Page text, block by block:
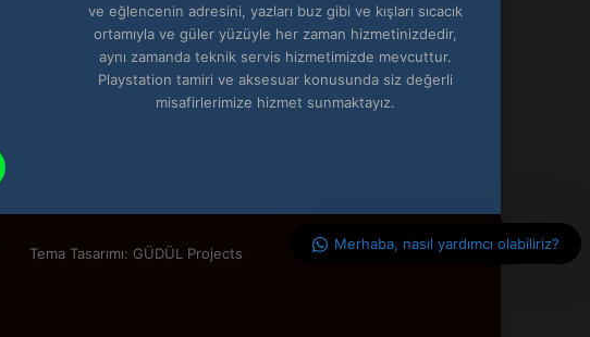
ve eğlencenin adresini, yazları buz gibi ve kışları sıcacık
ortamıyla ve güler yüzüyle her zaman hizmetinizdedir,
aynı zamanda teknik servis hizmetimizde mevcuttur.
Playstation tamiri ve aksesuar konusunda siz değerli
misafirlerimize hizmet sunmaktayız.
WhatsApp
Tema Tasarımı: GÜDÜL Projects
Merhaba, nasıl yardımcı olabiliriz?